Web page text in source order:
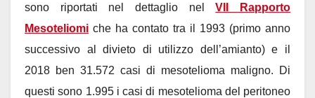
sono riportati nel dettaglio nelVII Rapporto
Mesoteliomi che ha contato tra il 1993 (primo anno
successivo al divieto di utilizzo dell’amianto) e il
2018 ben 31.572 casi di mesotelioma maligno. Di
questi sono 1.995 i casi di mesotelioma del peritoneo